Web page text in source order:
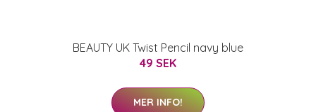
BEAUTY UK Twist Pencil navy blue
49 SEK
MER INFO!